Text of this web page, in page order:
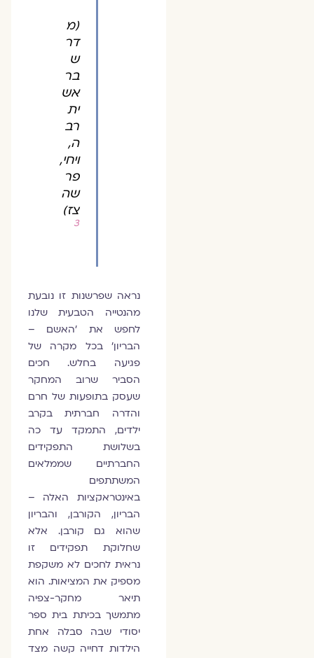
(מ
דר
ש
בר
אש
ית
רב
ה,
ויחי,
פר
שה
צז)
נראה שפרשנות זו נובעת
מהנטייה הטבעית שלנו
לחפש את 'האשם –
הבריון' בכל מקרה של
פגיעה בחלש. חכים
הסביר שרוב המחקר
שעסק בתופעות של חרם
והדרה חברתית בקרב
ילדים, התמקד עד כה
בשלושת התפקידים
החברתיים שממלאים
המשתתפים
באינטראקציות האלה –
הבריון, הקורבן, והבריון
שהוא גם קורבן. אלא
שחלוקת תפקידים זו
נראית לחכים לא משקפת
מספיק את המציאות. הוא
תיאר מחקר-צפיה
מתמשך בכיתת בית ספר
יסודי שבה סבלה אחת
הילדות דחייה קשה מצד